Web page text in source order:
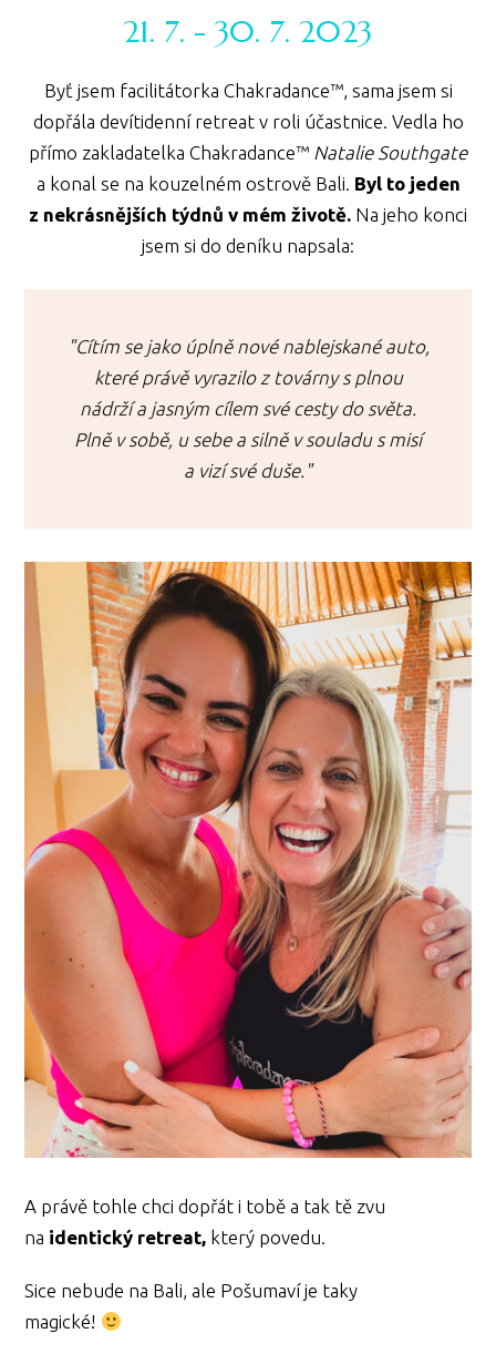
21. 7. - 30. 7. 2023
Byť jsem facilitátorka Chakradance™, sama jsem si
dopřála devítidenní retreat v roli účastnice. Vedla ho
přímo zakladatelka Chakradance™ Natalie Southgate
a konal se na kouzelném ostrově Bali. Byl to jeden
z nekrásnějších týdnů v mém životě. Na jeho konci
jsem si do deníku napsala:
"Cítím se jako úplně nové nablejskané auto,
které právě vyrazilo z továrny s plnou
nádrží a jasným cílem své cesty do světa.
Plně v sobě, u sebe a silně v souladu s misí
a vizí své duše."
A právě tohle chci dopřát i tobě a tak tě zvu
na identický retreat, který povedu.
Sice nebude na Bali, ale Pošumaví je taky
magické!